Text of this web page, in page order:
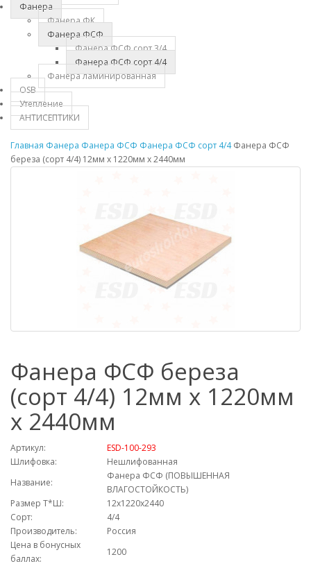
Фанера
Фанера ФК
Фанера ФСФ
Фанера ФСФ сорт 3/4
Фанера ФСФ сорт 4/4
Фанера ламинированная
OSB
Утепление
АНТИСЕПТИКИ
Главная Фанера Фанера ФСФ Фанера ФСФ сорт 4/4 Фанера ФСФ
береза (сорт 4/4) 12мм х 1220мм х 2440мм
Фанера ФСФ береза
(сорт 4/4) 12мм х 1220мм
х 2440мм
Артикул:
ESD-100-293
Шлифовка:
Нешлифованная
Название:
Фанера ФСФ (ПОВЫШЕННАЯ
ВЛАГОСТОЙКОСТЬ)
Размер Т*Ш:
12х1220х2440
Сорт:
4/4
Производитель:
Россия
Цена в бонусных
баллах:
1200